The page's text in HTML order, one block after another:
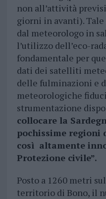
non all’attività
giorni in avanti).
dal meteorologo in
l’utilizzo dell’eco-
fondamentale per
dati dei satelliti
delle fulminazioni e
meteorologiche
strumentazione
collocare la
pochissime regioni
così altamente
Protezione civile”.
Posto a 1260 metri
territorio di Bono, il